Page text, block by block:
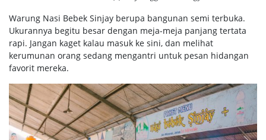
Warung Nasi Bebek Sinjay berupa bangunan semi terbuka.
Ukurannya begitu besar dengan meja-meja panjang tertata
rapi. Jangan kaget kalau masuk ke sini, dan melihat
kerumunan orang sedang mengantri untuk pesan hidangan
favorit mereka.